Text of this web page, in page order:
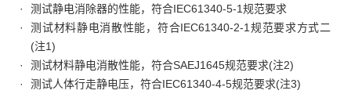
测试静电消除器的性能，符合IEC61340-5-1规范要求
测试材料静电消散性能，符合IEC61340-2-1规范要求方式二
(注1)
测试材料静电消散性能，符合SAEJ1645规范要求(注2)
测试人体行走静电压，符合IEC61340-4-5规范要求(注3)